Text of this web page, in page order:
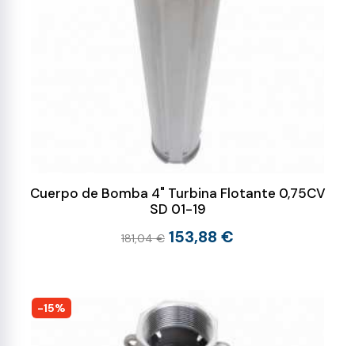
Cuerpo de Bomba 4" Turbina Flotante 0,75CV
SD 01-19
181,04 € 153,88 €
-15%